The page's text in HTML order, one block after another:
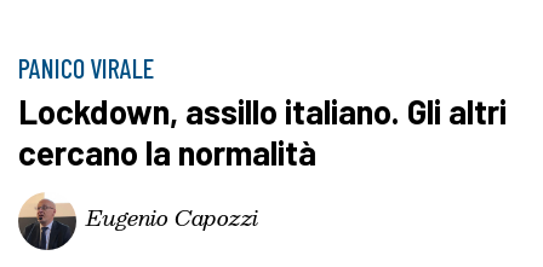
PANICO VIRALE
Lockdown, assillo italiano. Gli altri
cercano la normalità
Eugenio Capozzi